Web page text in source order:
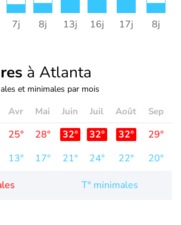
7j 8j 13j 16j 17j 8j
à Atlanta
et minimales par mois
Avr Mai Juin Juil Août Sep
25° 28° 32° 32° 32° 29°
13° 17° 21° 24° 22° 20°
T° minimales